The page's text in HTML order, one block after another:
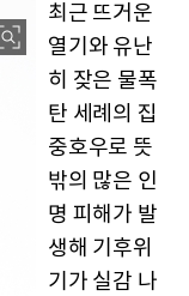
최근 뜨거운
열기와 유난
히 잦은 물폭
탄 세례의 집
중호우로 뜻
밖의 많은 인
명 피해가 발
생해 기후위
기가 실감 나